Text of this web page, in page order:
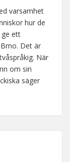
varsamhet
hur de
ge ett
Det är
När
om sin
säger